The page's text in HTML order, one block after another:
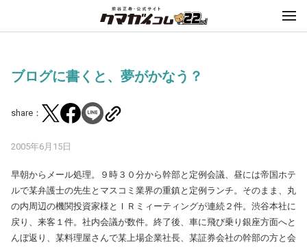
ブログに書くと、夢がかなう？
share：
2005年6月15日
早朝からメール処理。９時３０分から幹部と定例会議、昼には帝国ホテ
ルで某弁護士の先生とマスコミ業界の重鎮と定例ランチ。そのまま、丸
の内周辺の機関投資家様とＩＲミィーティングが連続２件。渋谷本社に
戻り、来客１件。社内会議が数件。終了後、車に飛び乗り銀座方面へと
んぼ返り、某料理屋さんで某上場企業社長、某証券会社の幹部の方と会